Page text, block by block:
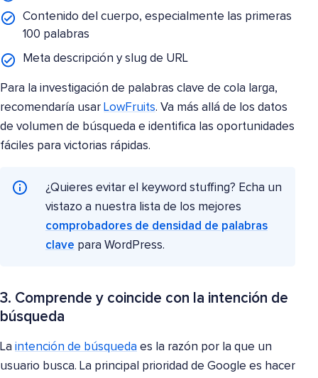
Contenido del cuerpo, especialmente las primeras
100 palabras
Meta descripción y slug de URL
Para la investigación de palabras clave de cola larga,
recomendaría usar LowFruits. Va más allá de los datos
de volumen de búsqueda e identifica las oportunidades
fáciles para victorias rápidas.
¿Quieres evitar el keyword stuffing? Echa un
vistazo a nuestra lista de los mejores
comprobadores de densidad de palabras
clave para WordPress.
3. Comprende y coincide con la intención de
búsqueda
La intención de búsqueda es la razón por la que un
usuario busca. La principal prioridad de Google es hacer